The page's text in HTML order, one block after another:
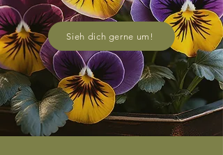
Sieh dich gerne um!